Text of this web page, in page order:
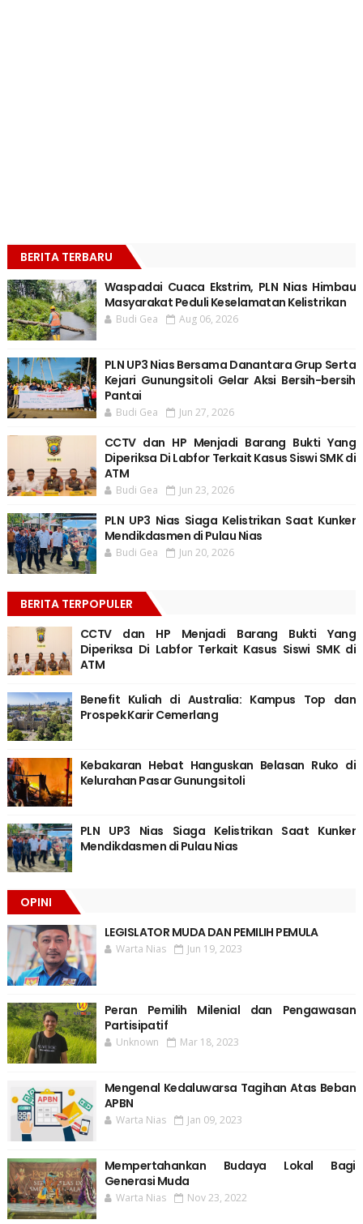
BERITA TERBARU
Waspadai Cuaca Ekstrim, PLN Nias Himbau
Masyarakat Peduli Keselamatan Kelistrikan
Budi Gea Aug 06, 2026
PLN UP3 Nias Bersama Danantara Grup Serta
Kejari Gunungsitoli Gelar Aksi Bersih-bersih
Pantai
Budi Gea Jun 27, 2026
CCTV dan HP Menjadi Barang Bukti Yang
Diperiksa Di Labfor Terkait Kasus Siswi SMK di
ATM
Budi Gea Jun 23, 2026
PLN UP3 Nias Siaga Kelistrikan Saat Kunker
Mendikdasmen di Pulau Nias
Budi Gea Jun 20, 2026
BERITA TERPOPULER
CCTV dan HP Menjadi Barang Bukti Yang
Diperiksa Di Labfor Terkait Kasus Siswi SMK di
ATM
Benefit Kuliah di Australia: Kampus Top dan
Prospek Karir Cemerlang
Kebakaran Hebat Hanguskan Belasan Ruko di
Kelurahan Pasar Gunungsitoli
PLN UP3 Nias Siaga Kelistrikan Saat Kunker
Mendikdasmen di Pulau Nias
OPINI
LEGISLATOR MUDA DAN PEMILIH PEMULA
Warta Nias Jun 19, 2023
Peran Pemilih Milenial dan Pengawasan
Partisipatif
Unknown Mar 18, 2023
Mengenal Kedaluwarsa Tagihan Atas Beban
APBN
Warta Nias Jan 09, 2023
Mempertahankan Budaya Lokal Bagi
Generasi Muda
Warta Nias Nov 23, 2022